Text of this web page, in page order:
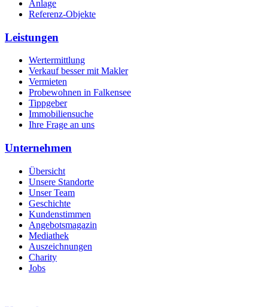
Anlage
Referenz-Objekte
Leistungen
Wertermittlung
Verkauf besser mit Makler
Vermieten
Probewohnen in Falkensee
Tippgeber
Immobiliensuche
Ihre Frage an uns
Unternehmen
Übersicht
Unsere Standorte
Unser Team
Geschichte
Kundenstimmen
Angebotsmagazin
Mediathek
Auszeichnungen
Charity
Jobs